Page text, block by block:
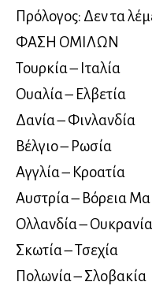
Πρόλογος: Δεν τα
ΦΑΣΗ ΟΜΙΛΩΝ
Τουρκία – Ιταλία
Ουαλία – Ελβετία
Δανία – Φινλανδία
Βέλγιο – Ρωσία
Αγγλία – Κροατία
Αυστρία – Βόρεια
Ολλανδία – Ουκρανία
Σκωτία – Τσεχία
Πολωνία – Σλοβακία